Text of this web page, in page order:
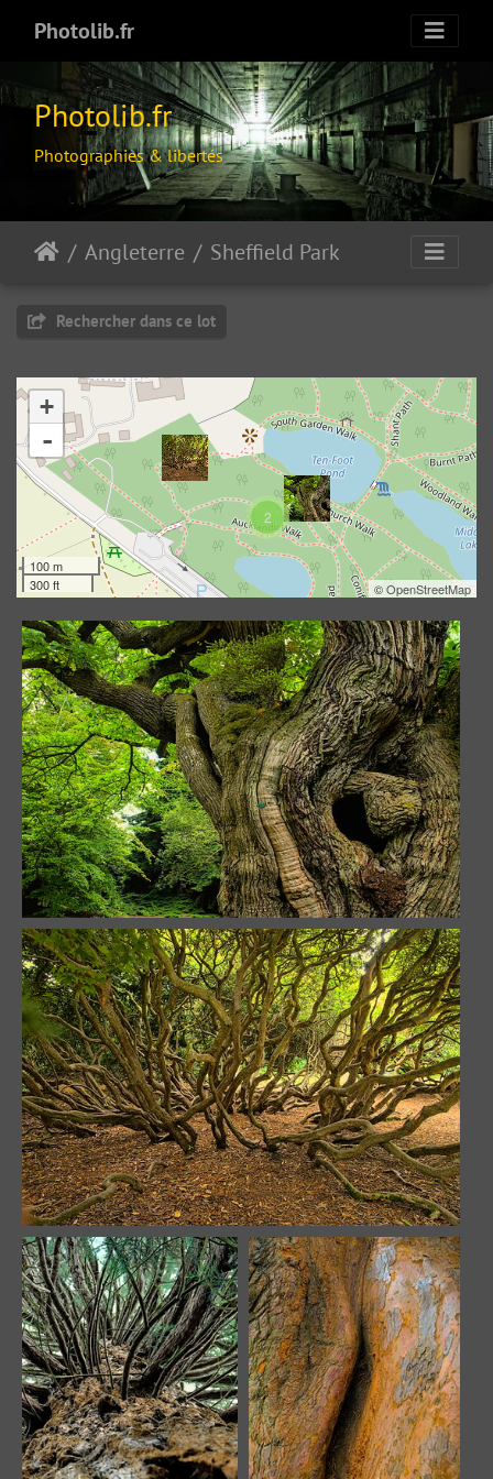
Photolib.fr
Photolib.fr
Photographies & libertés
Angleterre Sheffield Park
Rechercher dans ce lot
2
+
-
100 m
300 ft
©OpenStreetMap
À la poursuite du lapin blanc
16514 visites , Rating: 4.00
Bayou
17170 visites
Chemin arboricole
15013 visites
L’origine du monde
14577 visites